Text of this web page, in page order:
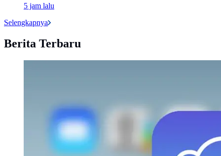
5 jam lalu
Selengkapnya
Berita Terbaru